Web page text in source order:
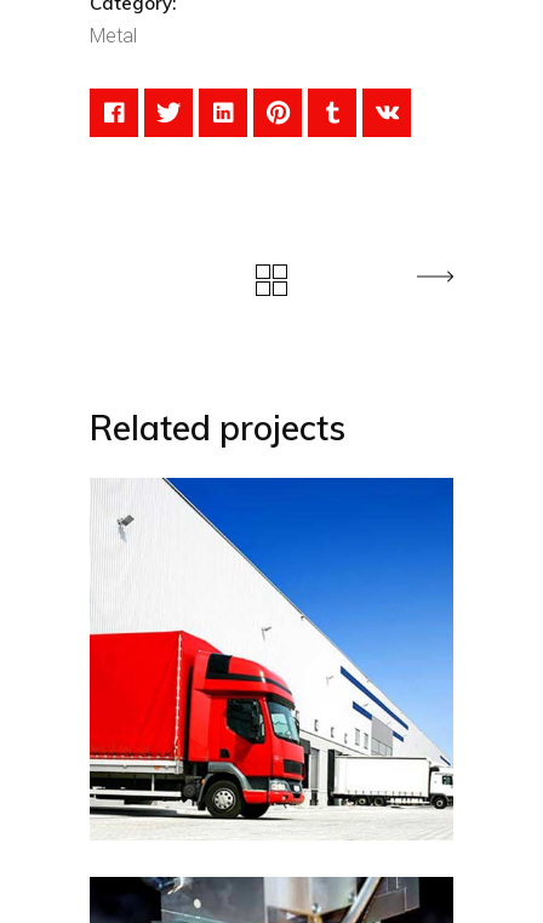
Metal
Related projects